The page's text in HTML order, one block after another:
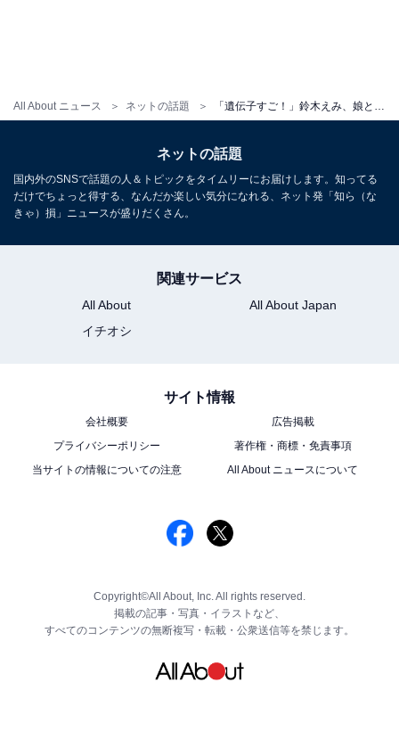
All About ニュース ネットの話題
ネットの話題
国内外のSNSで話題の人＆トピックをタイムリーにお届けします。知ってる
だけでちょっと得する、なんだか楽しい気分になれる、ネット発「知ら（な
きゃ）損」ニュースが盛りだくさん。
関連サービス
All About
All About Japan
イチオシ
サイト情報
会社概要
広告掲載
プライバシーポリシー
著作権・商標・免責事項
当サイトの情報についての注意
All About ニュースについて
Copyright©All About, Inc. All rights reserved.
掲載の記事・写真・イラストなど、
すべてのコンテンツの無断複写・転載・公衆送信等を禁じます。